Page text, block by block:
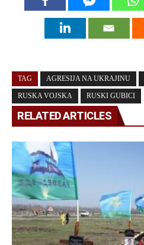
TAG AGRESIJA NA UKRAJINU
RUSKA VOJSKA RUSKI GUBICI
RELATED ARTICLES